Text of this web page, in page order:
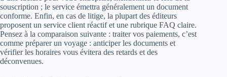
souscription ; le service émettra généralement un document
conforme. Enfin, en cas de litige, la plupart des éditeurs
proposent un service client réactif et une rubrique FAQ claire.
Pensez à la comparaison suivante : traiter vos paiements, c’est
comme préparer un voyage : anticiper les documents et
vérifier les horaires vous évitera des retards et des
déconvenues.